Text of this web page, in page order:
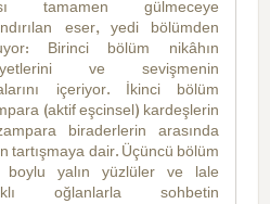
tamamen gülmeceye
eser, yedi bölümden
Birinci bölüm nikâhın
ve sevişmenin
içeriyor. İkinci bölüm
(aktif eşcinsel) kardeşlerin
biraderlerin arasında
tartışmaya dair. Üçüncü bölüm
boylu yalın yüzlüler ve lale
oğlanlarla sohbetin